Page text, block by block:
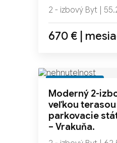
2 - izbový Byt |
670 € |
Moderný 2-
veľkou terasou
parkovacie
– Vrakuňa.